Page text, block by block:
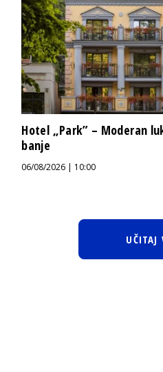
Hotel „Park” – Moderan
banje
06/08/2026 | 10:00
UČITAJ